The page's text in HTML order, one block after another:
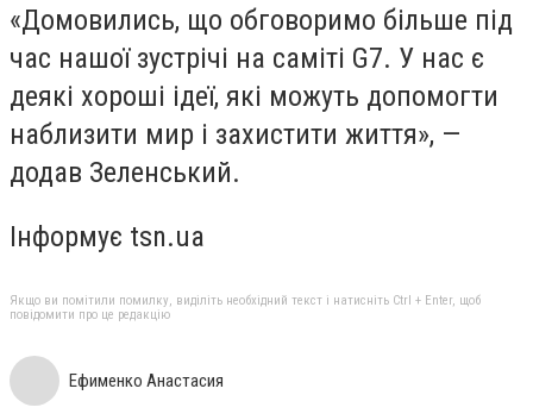
«Домовились, що обговоримо більше під
час нашої зустрічі на саміті G7. У нас є
деякі хороші ідеї, які можуть допомогти
наблизити мир і захистити життя», —
додав Зеленський.
Інформує tsn.ua
Якщо ви помітили помилку, виділіть необхідний текст і натисніть Ctrl + Enter, щоб
повідомити про це редакцію
Ефименко Анастасия